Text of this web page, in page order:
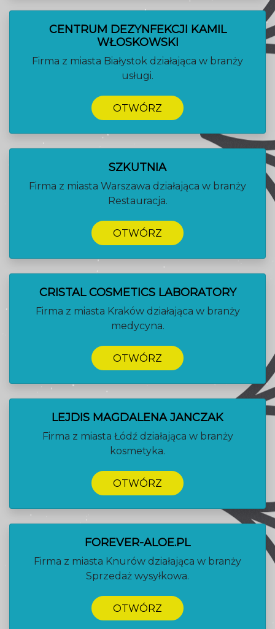
CENTRUM DEZYNFEKCJI KAMIL
WŁOSKOWSKI
Firma z miasta Białystok działająca w branży
usługi.
OTWÓRZ
SZKUTNIA
Firma z miasta Warszawa działająca w branży
Restauracja.
OTWÓRZ
CRISTAL COSMETICS LABORATORY
Firma z miasta Kraków działająca w branży
medycyna.
OTWÓRZ
LEJDIS MAGDALENA JANCZAK
Firma z miasta Łódź działająca w branży
kosmetyka.
OTWÓRZ
FOREVER-ALOE.PL
Firma z miasta Knurów działająca w branży
Sprzedaż wysyłkowa.
OTWÓRZ